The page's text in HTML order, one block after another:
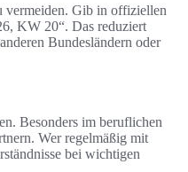
vermeiden. Gib in offiziellen
KW 20“. Das reduziert
Bundesländern oder
Besonders im beruflichen
Wer regelmäßig mit
bei wichtigen